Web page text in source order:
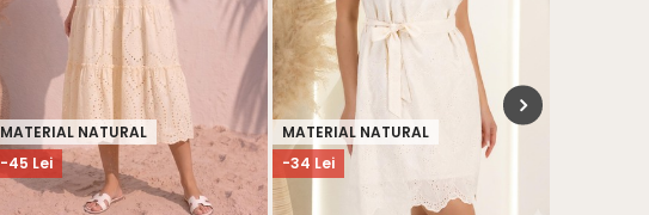
-45 Lei
MATERIAL NATURAL
-34 Lei
MATERIAL NATURAL